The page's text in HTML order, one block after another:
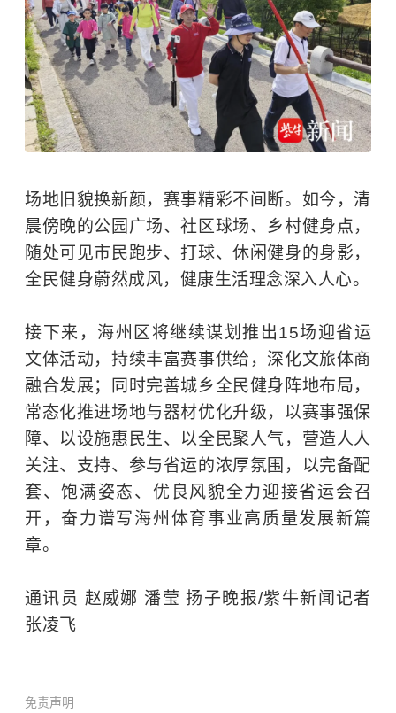
场地旧貌换新颜，赛事精彩不间断。如今，清
晨傍晚的公园广场、社区球场、乡村健身点，
随处可见市民跑步、打球、休闲健身的身影，
全民健身蔚然成风，健康生活理念深入人心。
接下来，海州区将继续谋划推出15场迎省运
文体活动，持续丰富赛事供给，深化文旅体商
融合发展；同时完善城乡全民健身阵地布局，
常态化推进场地与器材优化升级，以赛事强保
障、以设施惠民生、以全民聚人气，营造人人
关注、支持、参与省运的浓厚氛围，以完备配
套、饱满姿态、优良风貌全力迎接省运会召
开，奋力谱写海州体育事业高质量发展新篇
章。
通讯员 赵威娜 潘莹 扬子晚报/紫牛新闻记者
张凌飞
免责声明